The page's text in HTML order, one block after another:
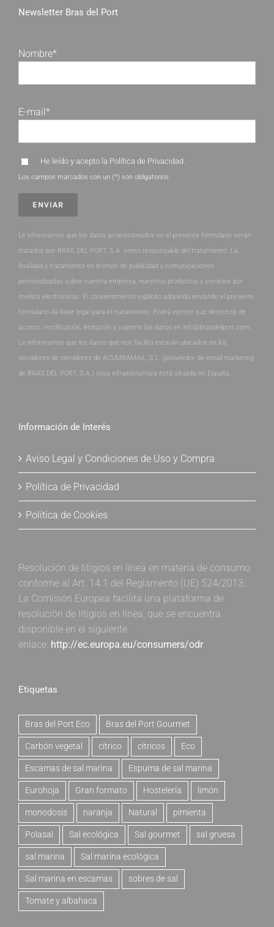
Newsletter Bras del Port
Nombre*
E-mail*
He leído y acepto la Política de Privacidad.
Los campos marcados con un (*) son obligatorios.
Le informamos que los datos proporcionados en el presente formulario serán
tratados por BRAS DEL PORT, S.A. como responsable del tratamiento. La
finalidad y tratamiento es el envío de publicidad y comunicaciones
personalizadas sobre nuestra empresa, nuestros productos y servicios por
medios electrónicos. El consentimiento explícito adquirido enviando el presente
formulario da base legal para el tratamiento. Podrá ejercer sus derechos de
acceso, rectificación, limitación y suprimir los datos en info@brasdelport.com.
Le informamos que los datos que nos facilita estarán ubicados en los
servidores de servidores de ACUMBAMAIL, S.L. (proveedor de email marketing
de BRAS DEL PORT, S.A.) cuya infraestructura está situada en España.
Información de Interés
Aviso Legal y Condiciones de Uso y Compra
Política de Privacidad
Política de Cookies
Resolución de litigios en línea en materia de consumo
conforme al Art. 14.1 del Reglamento (UE) 524/2013:
La Comisión Europea facilita una plataforma de
resolución de litigios en línea, que se encuentra
disponible en el siguiente
enlace: http://ec.europa.eu/consumers/odr.
Etiquetas
Bras del Port Eco Bras del Port Gourmet
Carbón vegetal cítrico cítricos Eco
Escamas de sal marina Espuma de sal marina
Eurohoja Gran formato Hostelería limón
monodosis naranja Natural pimienta
Polasal Sal ecológica Sal gourmet sal gruesa
sal marina Sal marina ecológica
Sal marina en escamas sobres de sal
Tomate y albahaca